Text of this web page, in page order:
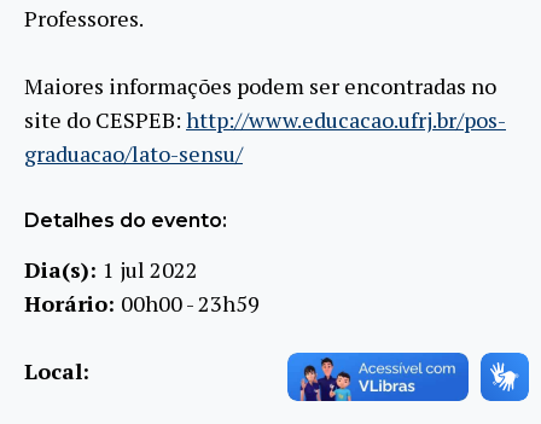
Professores.
Maiores informações podem ser encontradas no
site do CESPEB: http://www.educacao.ufrj.br/pos-
graduacao/lato-sensu/
Detalhes do evento:
Dia(s): 1 jul 2022
Horário: 00h00 - 23h59
Local: